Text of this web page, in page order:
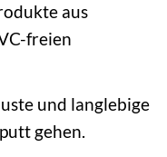
aus
freien
und langlebige
gehen.